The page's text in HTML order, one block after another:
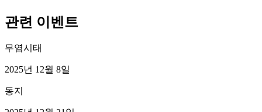
관련 이벤트
무염시태
2025년 12월 8일
동지